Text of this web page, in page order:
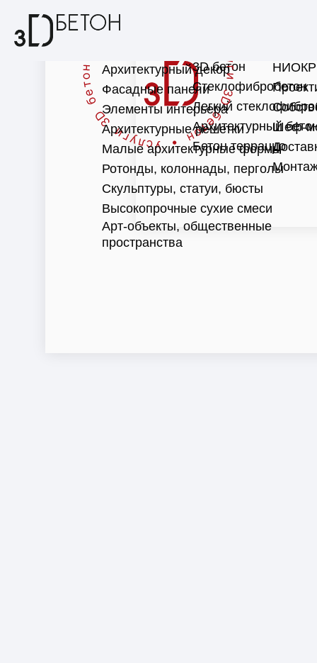
НИОКР
Шеф-
Архитектурный декор
Фасадные панели
Элементы интерьера
Архитектурные решетки
Малые архитектурные формы
Ротонды, колоннады, перголы
Скульптуры, статуи, бюсты
Высокопрочные сухие смеси
Арт-объекты, общественные
пространства
3D бетон
Стеклофибробетон
Легкий
Архитектурный
Бетон терраццо